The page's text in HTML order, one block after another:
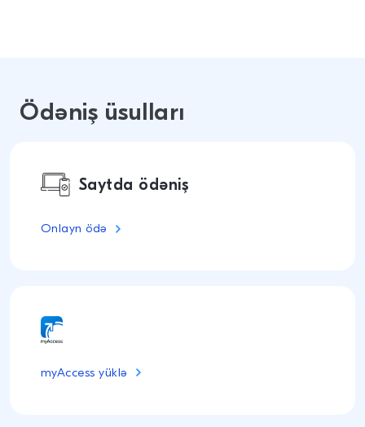
Ödəniş üsulları
Saytda ödəniş
Onlayn ödə
myAccess yüklə